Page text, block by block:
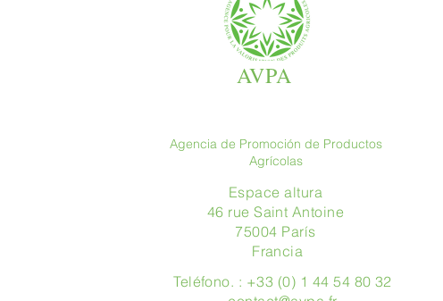
AVPA
Agencia de Promoción de Productos
Agrícolas
Espace altura
46 rue Saint Antoine
75004 París
​ Francia
Teléfono. : +33 (0) 1 44 54 80 32